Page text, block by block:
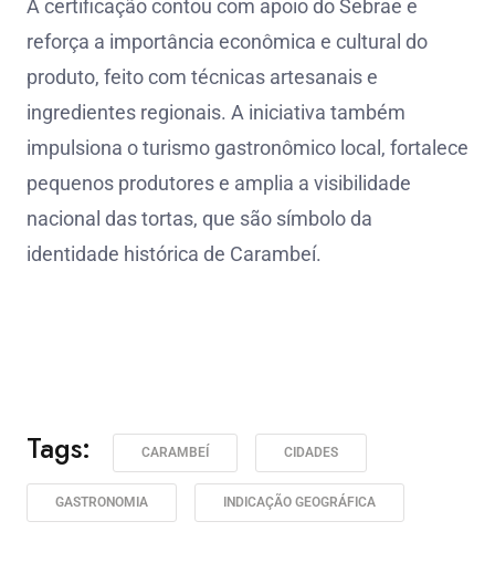
A certificação contou com apoio do Sebrae e
reforça a importância econômica e cultural do
produto, feito com técnicas artesanais e
ingredientes regionais. A iniciativa também
impulsiona o turismo gastronômico local, fortalece
pequenos produtores e amplia a visibilidade
nacional das tortas, que são símbolo da
identidade histórica de Carambeí.
Tags: CARAMBEÍ CIDADES
GASTRONOMIA INDICAÇÃO GEOGRÁFICA